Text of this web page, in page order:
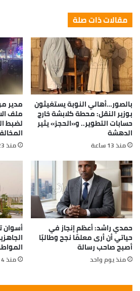
مقالات ذات صلة
بالصور…أهالي النوبة يستغيثون
بوزير النقل: محطة كلابشة خارج
حسابات التطوير.. و«الحجز» يثير
الدهشة
منذ 13 ساعة
مدير
ملف
لضبط
منذ 23 ساعة
حمدي راشد: أعظم إنجاز في
حياتي أن أرى معلمًا نجح وطالبًا
أصبح صاحب رسالة
منذ يوم واحد
أسوان
منذ 4 أيام